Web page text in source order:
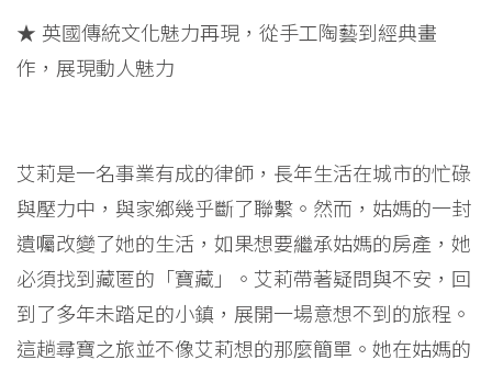
★ 英國傳統文化魅力再現，從手工陶藝到經典畫
作，展現動人魅力
艾莉是一名事業有成的律師，長年生活在城市的忙碌
與壓力中，與家鄉幾乎斷了聯繫。然而，姑媽的一封
遺囑改變了她的生活，如果想要繼承姑媽的房產，她
必須找到藏匿的「寶藏」。艾莉帶著疑問與不安，回
到了多年未踏足的小鎮，展開一場意想不到的旅程。
這趟尋寶之旅並不像艾莉想的那麼簡單。她在姑媽的